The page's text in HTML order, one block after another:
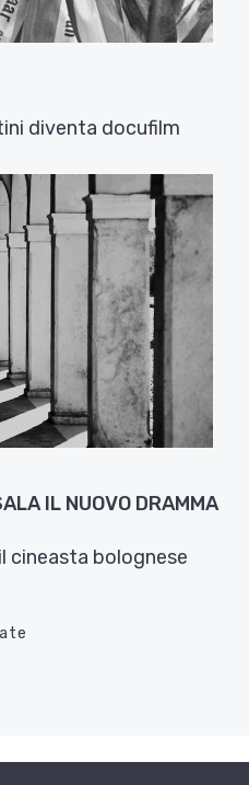
diventa docufilm
IL NUOVO DRAMMA
cineasta bolognese